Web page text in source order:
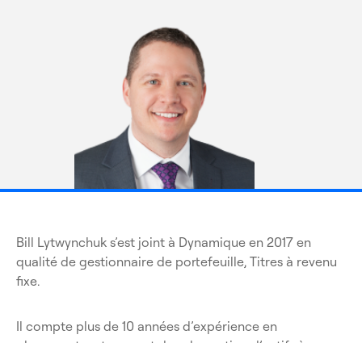
Bill Lytwynchuk s’est joint à Dynamique en 2017 en
qualité de gestionnaire de portefeuille, Titres à revenu
fixe.
Il compte plus de 10 années d’expérience en